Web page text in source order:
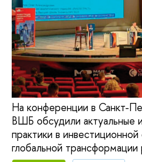
На конференции в Санкт-
ВШБ обсудили актуальные
практики в
глобальной трансформации